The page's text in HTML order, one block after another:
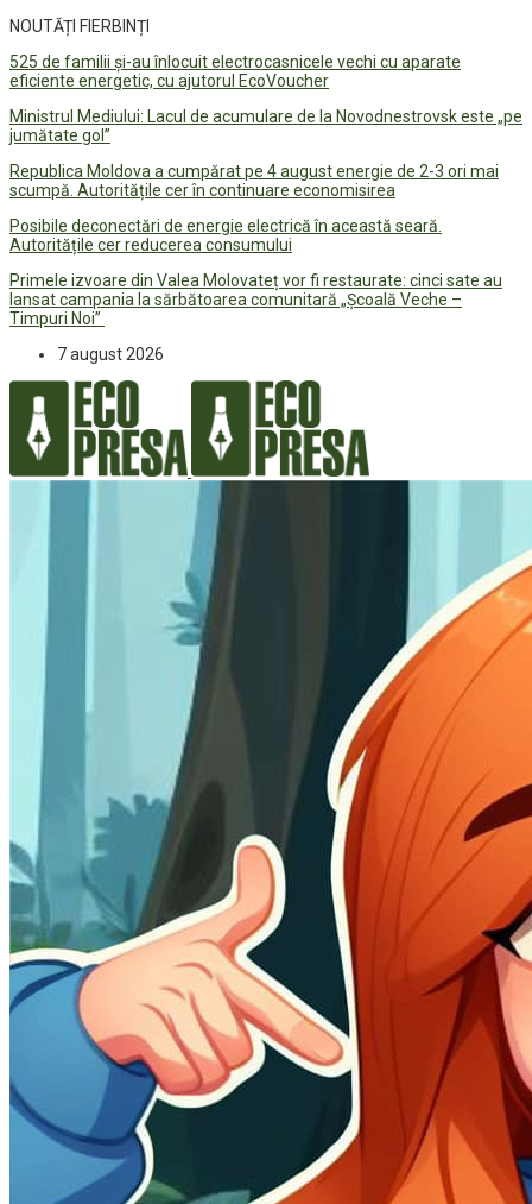
NOUTĂȚI FIERBINȚI
525 de familii și-au înlocuit electrocasnicele vechi cu aparate
eficiente energetic, cu ajutorul EcoVoucher
Ministrul Mediului: Lacul de acumulare de la Novodnestrovsk este „pe
jumătate gol”
Republica Moldova a cumpărat pe 4 august energie de 2-3 ori mai
scumpă. Autoritățile cer în continuare economisirea
Posibile deconectări de energie electrică în această seară.
Autoritățile cer reducerea consumului
Primele izvoare din Valea Molovateț vor fi restaurate: cinci sate au
lansat campania la sărbătoarea comunitară „Școală Veche –
Timpuri Noi”
7 august 2026